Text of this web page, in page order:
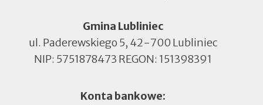
Gmina Lubliniec
ul. Paderewskiego 5, 42-700 Lubliniec
NIP: 5751878473 REGON: 151398391
Konta bankowe: